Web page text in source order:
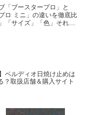
「ブースタープロ」と
ロ ミニ」の違いを徹底比
「サイズ」「色」それぞ
ベルディオ日焼け止めは
？取扱店舗＆購入サイト